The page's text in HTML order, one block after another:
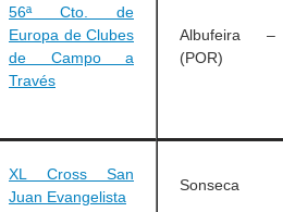
56ª Cto. de
Europa de Clubes
de Campo a
Través
Albufeira –
(POR)
XL Cross San
Juan Evangelista
Sonseca